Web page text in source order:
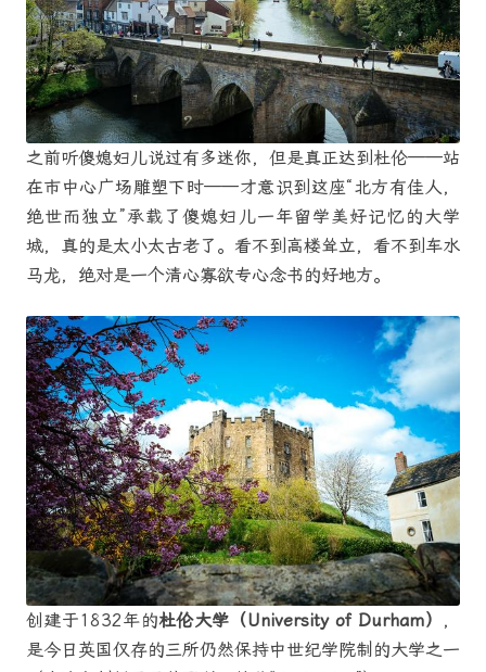
之前听傻媳妇儿说过有多迷你，但是真正达到杜伦——站
在市中心广场雕塑下时——才意识到这座“北方有佳人，
绝世而独立”承载了傻媳妇儿一年留学美好记忆的大学
城，真的是太小太古老了。看不到高楼耸立，看不到车水
马龙，绝对是一个清心寡欲专心念书的好地方。
创建于1832年的杜伦大学（University of Durham）
，
是今日英国仅存的三所仍然保持中世纪学院制的大学之一